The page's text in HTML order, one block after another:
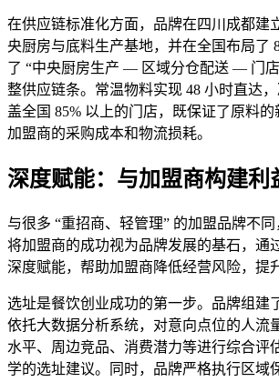
在供应链标准化方面，品牌在四川成都建
央厨房与底料生产基地，并在全国布局了
了 “中央厨房生产 — 区域分仓配送 — 门
整供应链条。常温物料实现 48 小时直达
盖全国 85% 以上的门店，既保证了原料
加盟商的采购成本和物流损耗。
深度赋能：与加盟商构建利
与很多 “重招商、轻管理” 的加盟品牌不
将加盟商的成功视为品牌发展的基石，通
深度赋能，帮助加盟商降低经营风险，提
选址是餐饮创业成功的第一步。品牌组建
依托大数据分析系统，对意向点位的人流
水平、周边竞品、消费潜力等进行综合评
学的选址建议。同时，品牌严格执行区域